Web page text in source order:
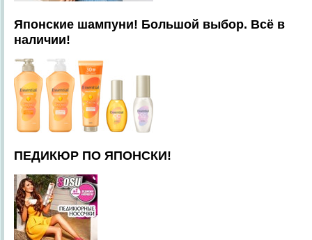
Японские шампуни! Большой выбор. Всё в
наличии!
ПЕДИКЮР ПО ЯПОНСКИ!